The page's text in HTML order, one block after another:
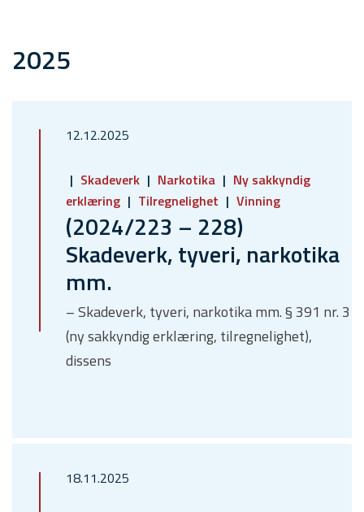
2025
12.12.2025
Skadeverk Narkotika
Ny sakkyndig
erklæring
Tilregnelighet Vinning
(2024/223 – 228)
Skadeverk, tyveri, narkotika
mm.
– Skadeverk, tyveri, narkotika mm. § 391 nr. 3
(ny sakkyndig erklæring, tilregnelighet),
dissens
18.11.2025